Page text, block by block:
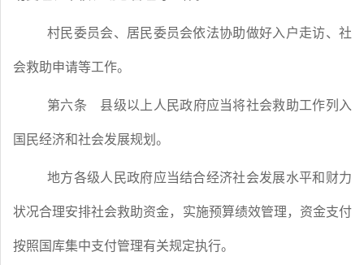
村民委员会、居民委员会依法协助做好入户走访、社
会救助申请等工作。
第六条 县级以上人民政府应当将社会救助工作列入
国民经济和社会发展规划。
地方各级人民政府应当结合经济社会发展水平和财力
状况合理安排社会救助资金，实施预算绩效管理，资金支付
按照国库集中支付管理有关规定执行。